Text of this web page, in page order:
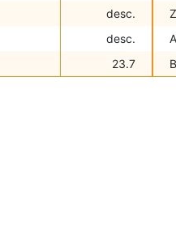
desc.
desc.
23.7